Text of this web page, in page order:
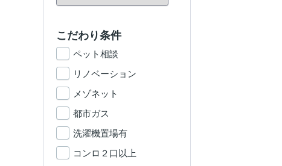
こだわり条件
ペット相談
リノベーション
メゾネット
都市ガス
洗濯機置場有
コンロ２口以上